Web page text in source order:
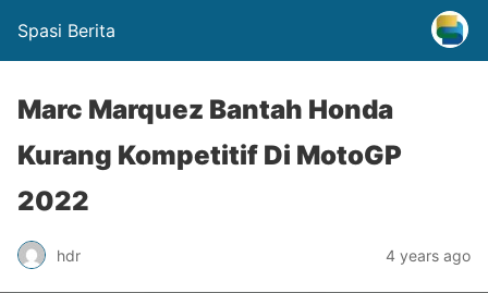
Spasi Berita
Marc Marquez Bantah Honda
Kurang Kompetitif Di MotoGP
2022
hdr 4 years ago